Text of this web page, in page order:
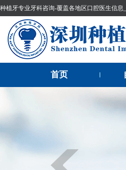
种植牙专业牙科咨询-覆盖各地区口腔医生信息
首页